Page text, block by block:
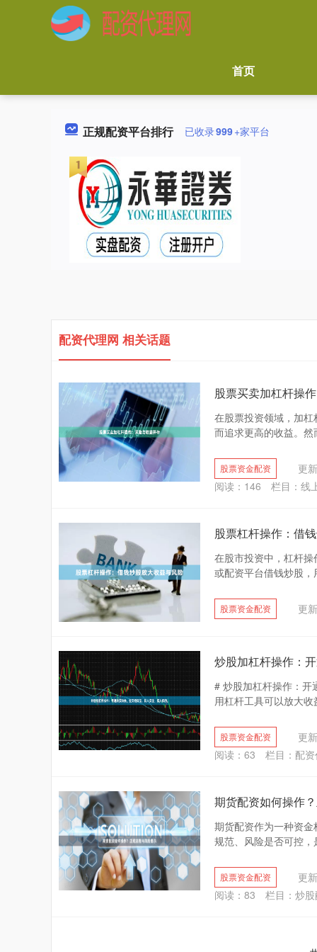
首页
正规配资平台排行 已收录999+家平台
配资代理网 相关话题
股票买卖加杠杆操
在股票投资领域，加
而追求更高的收益。
股票资金配资
更
阅读： 146 栏目： 线
股票杠杆操作：借
在股市投资中，杠杆
或配资平台借钱炒股
股票资金配资 更
炒股加杠杆操作：
# 炒股加杠杆操作：开
用杠杆工具可以放大
股票资金配资
更
阅读： 63 栏目： 配
期货配资如何操作
期货配资作为一种资
规范、风险是否可控
股票资金配资
更
阅读： 83 栏目： 炒